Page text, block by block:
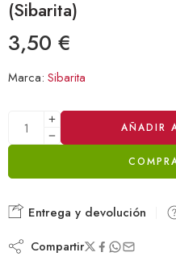
(Sibarita)
3,50 €
Marca: Sibarita
AÑADIR
Alternative:
Entrega y devolución
Compartir